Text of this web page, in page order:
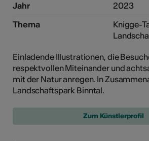
Jahr
2023
Thema
Knigge-
Einladende Illustrationen, die
respektvollen Miteinander und
mit der Natur anregen. In
Landschaftspark Binntal.
Zum Künstlerprofil